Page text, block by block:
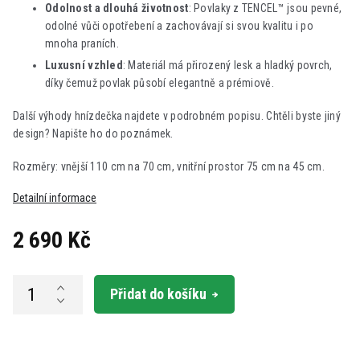
2 690 Kč
Přidat do košíku
Odolnost a dlouhá životnost: Povlaky z TENCEL™ jsou pevné,
odolné vůči opotřebení a zachovávají si svou kvalitu i po
mnoha praních.
Luxusní vzhled: Materiál má přirozený lesk a hladký povrch,
díky čemuž povlak působí elegantně a prémiově.
Další výhody hnízdečka najdete v podrobném popisu.Chtěli byste jiný
design? Napište ho do poznámek.
Rozměry: vnější 110 cm na 70 cm, vnitřní prostor 75 cm na 45 cm.
Detailní informace